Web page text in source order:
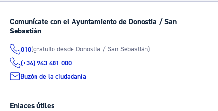
Comunícate con el Ayuntamiento de Donostia / San
Sebastián
010(gratuito desde Donostia / San Sebastián)
(+34) 943 481 000
Buzón de la ciudadanía
Enlaces útiles